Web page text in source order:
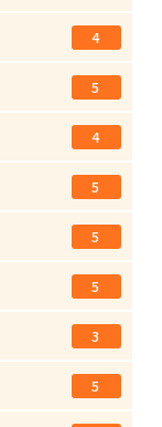
4
5
4
5
5
5
3
5